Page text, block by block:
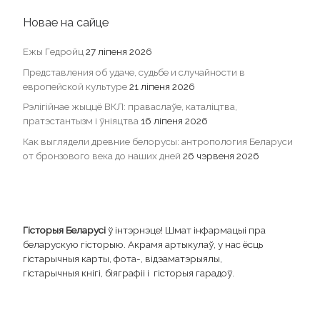
Новае на сайце
Ежы Гедройц27 ліпеня 2026
Представления об удаче, судьбе и случайности в
европейской культуре21 ліпеня 2026
Рэлігійнае жыццё ВКЛ: праваслаўе, каталіцтва,
пратэстантызм і ўніяцтва16 ліпеня 2026
Как выглядели древние белорусы: антропология Беларуси
от бронзового века до наших дней 26 чэрвеня 2026
Гісторыя Беларусіў інтэрнэце! Шмат інфармацыі пра
беларускую гісторыю. Акрамя артыкулаў, у нас ёсць
гістарычныя карты, фота-, відэаматэрыялы,
гістарычныя кнігі, біяграфіі і гісторыя гарадоў.